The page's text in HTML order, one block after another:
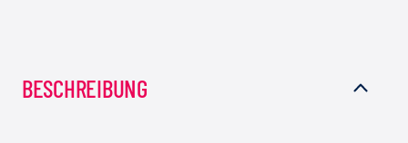
BESCHREIBUNG